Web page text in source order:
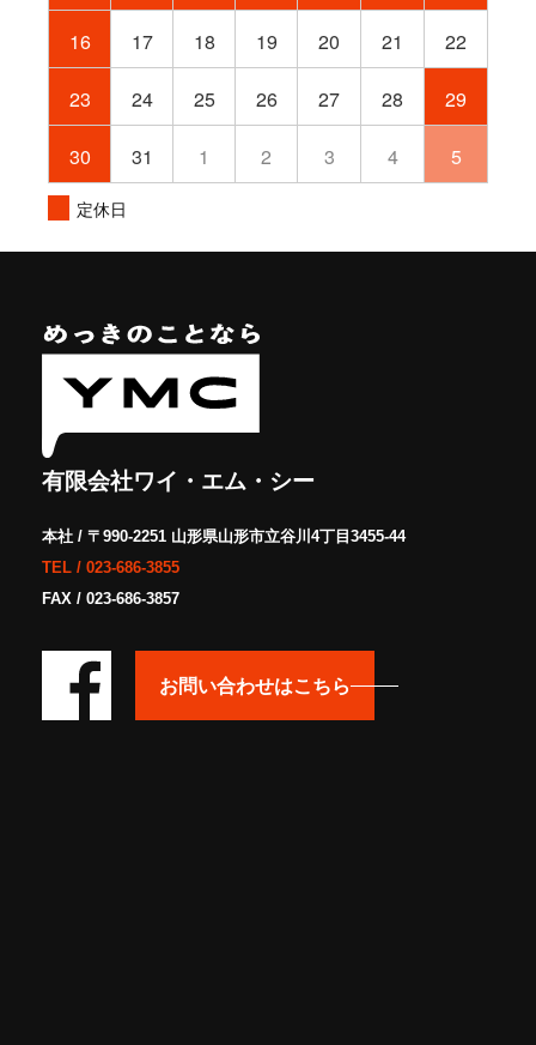
16 17 18 19 20 21 22
23 24 25 26 27 28 29
30 31 1 2 3 4 5
定休日
有限会社ワイ・エム・シー
本社 / 〒990-2251 山形県山形市立谷川4丁目3455-44
TEL / 023-686-3855
FAX / 023-686-3857
お問い合わせはこちら